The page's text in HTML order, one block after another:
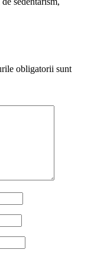
obligatorii sunt